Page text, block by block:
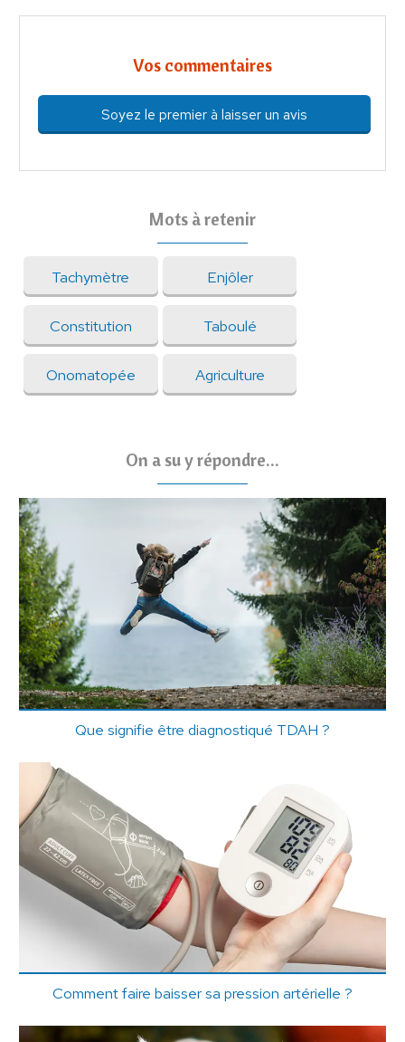
Vos commentaires
Soyez le premier à laisser un avis
Mots à retenir
Tachymètre Enjôler
Constitution Taboulé
Onomatopée Agriculture
On a su y répondre...
Que signifie être diagnostiqué TDAH ?
Comment faire baisser sa pression artérielle ?